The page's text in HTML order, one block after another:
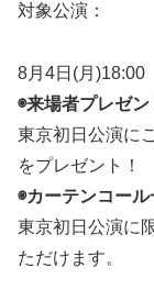
対象公演：
8月4日(月)18:00
◉来場者プレゼン
東京初日公演に
をプレゼント！
◉カーテンコール
東京初日公演に
ただけます。